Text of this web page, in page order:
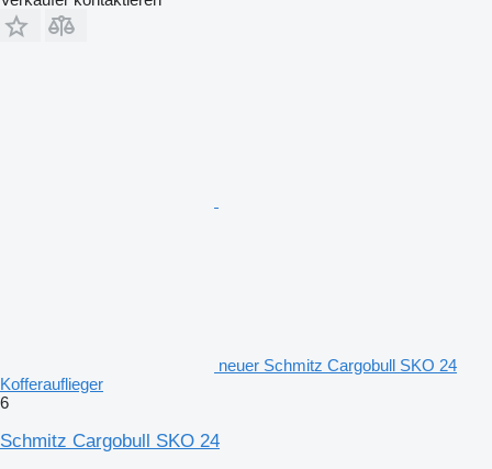
neuer Schmitz Cargobull SKO 24
Kofferauflieger
6
Schmitz Cargobull SKO 24